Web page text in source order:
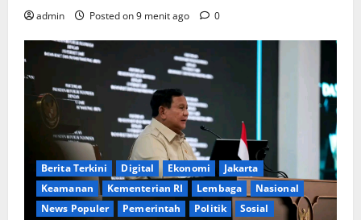
admin Posted on 9 menit ago 0
Berita Terkini Digital Ekonomi
Jakarta
Keamanan
Kementerian RI Lembaga
Nasional
News Populer
Pemerintah Politik
Sosial